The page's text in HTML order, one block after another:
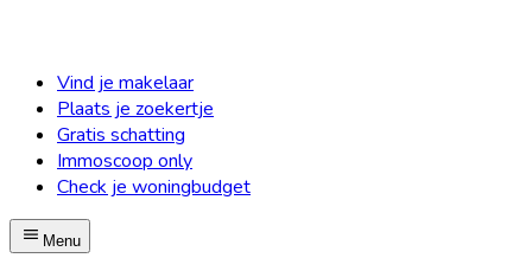
Vind je makelaar
Plaats je zoekertje
Gratis schatting
Immoscoop only
Check je woningbudget
Menu